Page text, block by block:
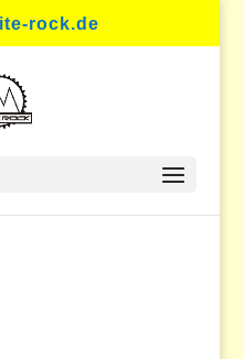
rock.de